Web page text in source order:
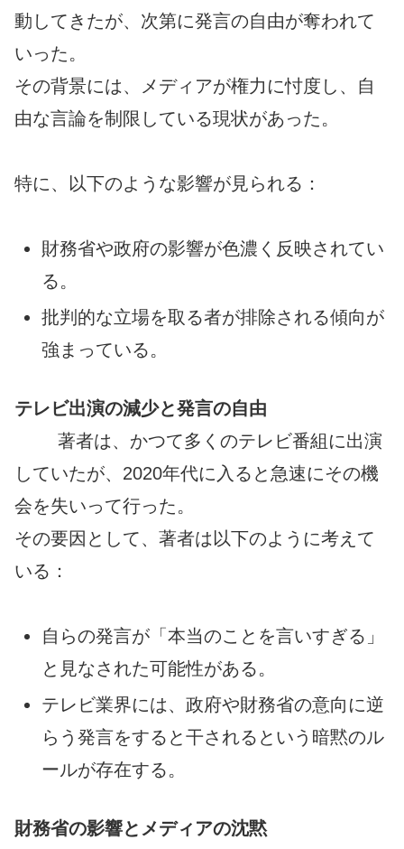
動してきたが、次第に発言の自由が奪われて
いった。
その背景には、メディアが権力に忖度し、自
由な言論を制限している現状があった。
特に、以下のような影響が見られる：
財務省や政府の影響が色濃く反映されてい
る。
批判的な立場を取る者が排除される傾向が
強まっている。
テレビ出演の減少と発言の自由
著者は、かつて多くのテレビ番組に出演
していたが、2020年代に入ると急速にその機
会を失いって行った。
その要因として、著者は以下のように考えて
いる：
自らの発言が「本当のことを言いすぎる」
と見なされた可能性がある。
テレビ業界には、政府や財務省の意向に逆
らう発言をすると干されるという暗黙のル
ールが存在する。
財務省の影響とメディアの沈黙